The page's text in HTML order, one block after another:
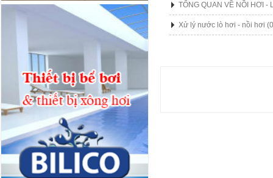
TỔNG QUAN VỀ NỒI HƠI -
Xử lý nước lò hơi - nồi hơi